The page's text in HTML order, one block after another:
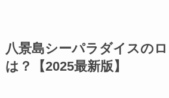
八景島シーパラダイスの
は？【2025最新版】